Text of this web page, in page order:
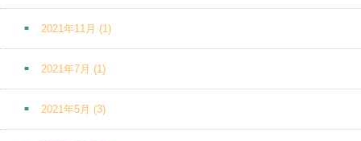
2021年11月 (1)
2021年7月 (1)
2021年5月 (3)